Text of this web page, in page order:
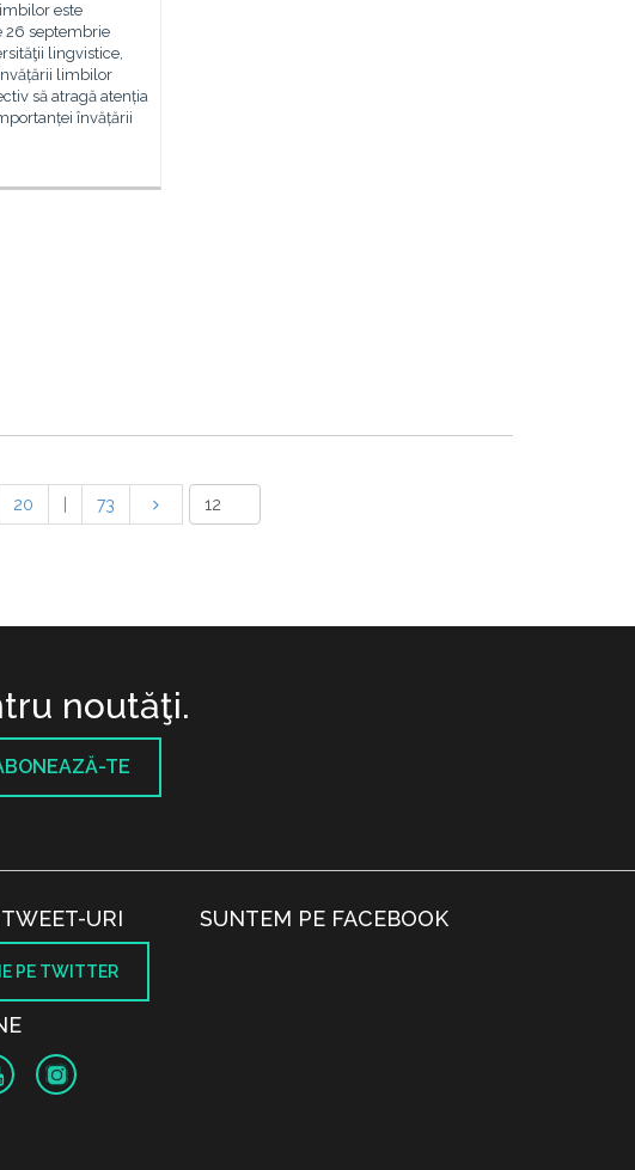
este
26 septembrie
lingvistice,
limbilor
să atragă atenția
învățării
20 73
noutăţi.
TE
URI
PE TWITTER
SUNTEM PE FACEBOOK